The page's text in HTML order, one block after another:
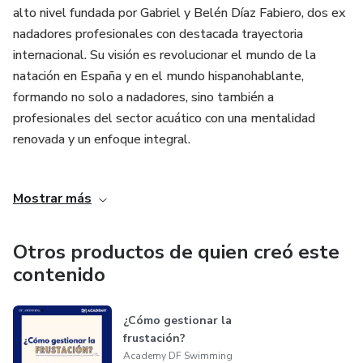
natación llevando un nuevo paradigma del rendimiento y la
📲 Síguenos en Instagram para más contenido exclusivo:
https://www.instagram.com/coachdeatletasaltorendimiento/
alto nivel fundada por Gabriel y Belén Díaz Fabiero, dos ex
nadadores profesionales con destacada trayectoria
internacional. Su visión es revolucionar el mundo de la
natación en España y en el mundo hispanohablante,
formando no solo a nadadores, sino también a
profesionales del sector acuático con una mentalidad
renovada y un enfoque integral.
apasionados por el rendimiento, la enseñanza de calidad y
el crecimiento personal, brindando herramientas técnicas,
prácticas y emocionales para marcar la diferencia dentro y
fuera del agua.
DF Swimming Academy va más allá de las clases
Mostrar más
Otros productos de quien creó este
contenido
¿Cómo gestionar la
frustación?
Academy DF Swimming